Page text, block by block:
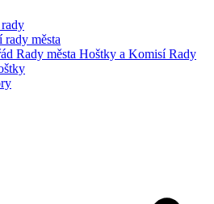
rady města
Rady města Hoštky a Komisí Rady